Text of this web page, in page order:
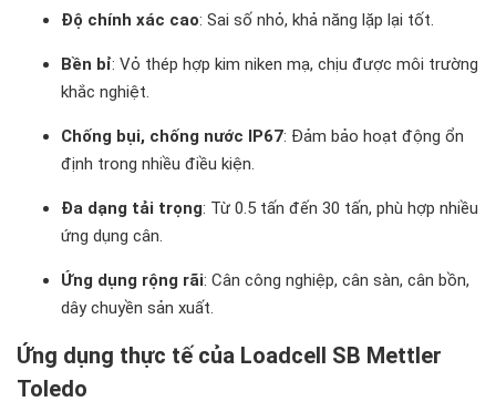
Độ chính xác cao: Sai số nhỏ, khả năng lặp lại tốt.
Bền bỉ: Vỏ thép hợp kim niken mạ, chịu được môi trường
khắc nghiệt.
Chống bụi, chống nước IP67: Đảm bảo hoạt động ổn
định trong nhiều điều kiện.
Đa dạng tải trọng: Từ 0.5 tấn đến 30 tấn, phù hợp nhiều
ứng dụng cân.
Ứng dụng rộng rãi: Cân công nghiệp, cân sàn, cân bồn,
dây chuyền sản xuất.
Ứng dụng thực tế của Loadcell SB Mettler
Toledo